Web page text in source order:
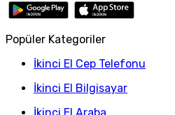
Popüler Kategoriler
İkinci El Cep Telefonu
İkinci El Bilgisayar